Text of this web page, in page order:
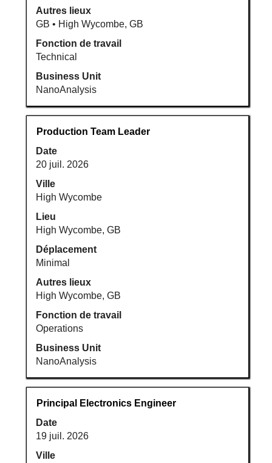
Autres lieux
GB • High Wycombe, GB
Fonction de travail
Technical
Business Unit
NanoAnalysis
informations
d’emploi.
Titre
Production Team Leader
Date
20 juil. 2026
Ville
High Wycombe
Lieu
High Wycombe, GB
Déplacement
Minimal
Autres lieux
High Wycombe, GB
Fonction de travail
Operations
Business Unit
NanoAnalysis
Sélectionnez
avec
la
barre
d’espacement
pour
afficher
tout
contenu
des
informations
d’emploi.
Titre
Principal Electronics Engineer
Date
19 juil. 2026
Ville
Sélectionnez
avec
la
barre
d’espacement